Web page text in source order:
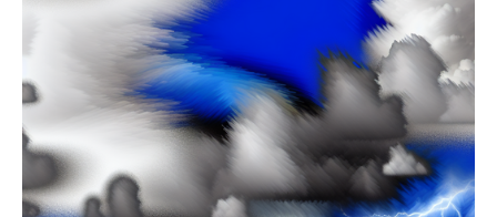
Euro
/
mtl